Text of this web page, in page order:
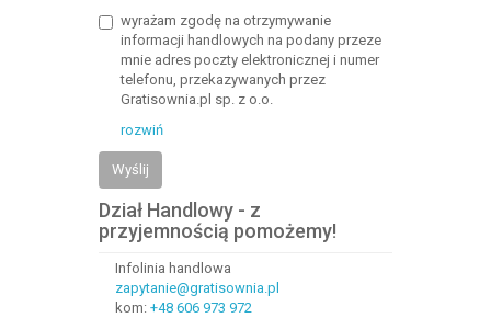
wyrażam zgodę na otrzymywanie
informacji handlowych na podany przeze
mnie adres poczty elektronicznej i numer
telefonu, przekazywanych przez
Gratisownia.pl sp. z o.o.
rozwiń
Wyślij
Dział Handlowy - z
przyjemnością pomożemy!
Infolinia handlowa
zapytanie@gratisownia.pl
kom: +48 606 973 972